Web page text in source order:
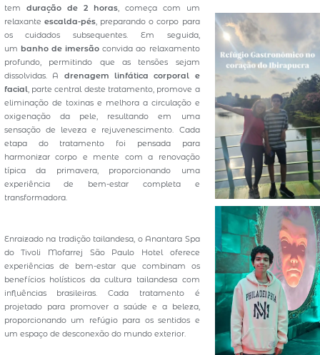
tem duração de 2 horas, começa com um
relaxante escalda-pés, preparando o corpo para
os cuidados subsequentes. Em seguida,
um banho de imersão convida ao relaxamento
profundo, permitindo que as tensões sejam
dissolvidas. A drenagem linfática corporal e
facial , parte central deste tratamento, promove a
eliminação de toxinas e melhora a circulação e
oxigenação da pele, resultando em uma
sensação de leveza e rejuvenescimento. Cada
etapa do tratamento foi pensada para
harmonizar corpo e mente com a renovação
típica da primavera, proporcionando uma
experiência de bem-estar completa e
transformadora.
Enraizado na tradição tailandesa, o Anantara Spa
do Tivoli Mofarrej São Paulo Hotel oferece
experiências de bem-estar que combinam os
benefícios holísticos da cultura tailandesa com
influências brasileiras. Cada tratamento é
projetado para promover a saúde e a beleza,
proporcionando um refúgio para os sentidos e
um espaço de desconexão do mundo exterior.